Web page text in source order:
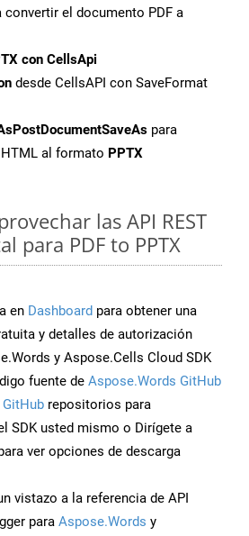
convertir el documento PDF a
con CellsApi
desde CellsAPI con SaveFormat
para
al formato PPTX
las API REST
para PDF to PPTX
en Dashboard para obtener una
y detalles de autorización
y Aspose.Cells Cloud SDK
fuente de Aspose.Words GitHub
repositorios para
SDK usted mismo o Dirígete a
ver opciones de descarga
vistazo a la referencia de API
para Aspose.Words y